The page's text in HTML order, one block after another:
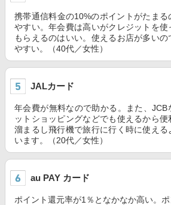
携帯通信料金の10%のポイントがたまる
やすい。年会費は高いがクレジットを
もらえるのはいい。使えるお店が多いの
やすい。（40代／女性）
JALカード
年会費が無料なので助かる。また、JCB
ットショッピングなどでも使えるから
溜まるし飛行機で旅行に行く時に使え
います。（20代／女性）
au PAY カード
ポイント還元率が1％となかなか高い。